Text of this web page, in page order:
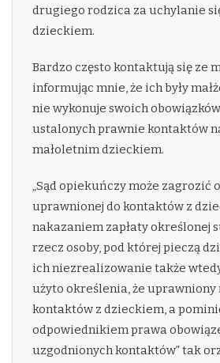
drugiego rodzica za uchylanie
dzieckiem.
Bardzo często kontaktują się ze
informując mnie, że ich były
nie wykonuje swoich
ustalonych prawnie kontaktów
małoletnim dzieckiem.
„Sąd opiekuńczy może zagrozić
uprawnionej do kontaktów z
nakazaniem zapłaty określonej
rzecz osoby, pod której pieczą
ich niezrealizowanie także
użyto określenia, że uprawniony
kontaktów z dzieckiem, a
odpowiednikiem prawa
uzgodnionych kontaktów” tak